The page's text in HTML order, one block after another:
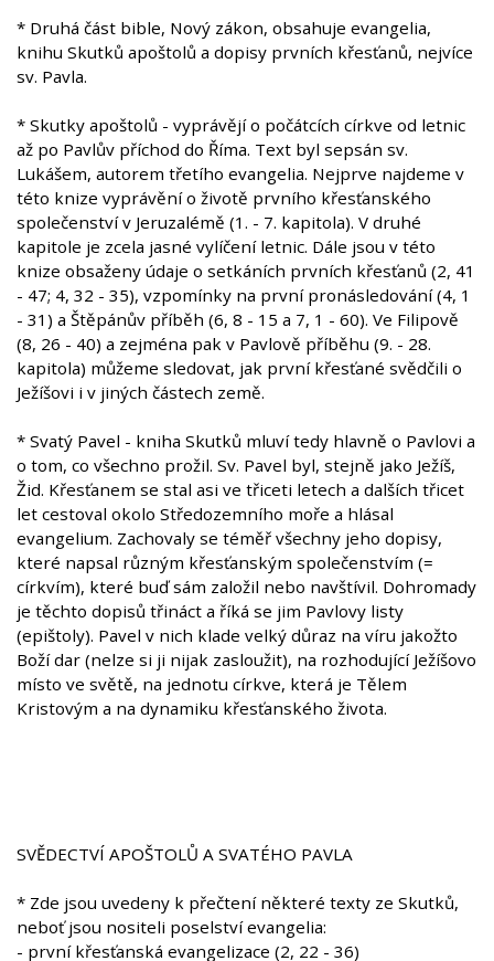
* Druhá část bible, Nový zákon, obsahuje evangelia,
knihu Skutků apoštolů a dopisy prvních křesťanů, nejvíce
sv. Pavla.
* Skutky apoštolů - vyprávějí o počátcích církve od letnic
až po Pavlův příchod do Říma. Text byl sepsán sv.
Lukášem, autorem třetího evangelia. Nejprve najdeme v
této knize vyprávění o životě prvního křesťanského
společenství v Jeruzalémě (1. - 7. kapitola). V druhé
kapitole je zcela jasné vylíčení letnic. Dále jsou v této
knize obsaženy údaje o setkáních prvních křesťanů (2, 41
- 47; 4, 32 - 35), vzpomínky na první pronásledování (4, 1
- 31) a Štěpánův příběh (6, 8 - 15 a 7, 1 - 60). Ve Filipově
(8, 26 - 40) a zejména pak v Pavlově příběhu (9. - 28.
kapitola) můžeme sledovat, jak první křesťané svědčili o
Ježíšovi i v jiných částech země.
* Svatý Pavel - kniha Skutků mluví tedy hlavně o Pavlovi a
o tom, co všechno prožil. Sv. Pavel byl, stejně jako Ježíš,
Žid. Křesťanem se stal asi ve třiceti letech a dalších třicet
let cestoval okolo Středozemního moře a hlásal
evangelium. Zachovaly se téměř všechny jeho dopisy,
které napsal různým křesťanským společenstvím (=
církvím), které buď sám založil nebo navštívil. Dohromady
je těchto dopisů třináct a říká se jim Pavlovy listy
(epištoly). Pavel v nich klade velký důraz na víru jakožto
Boží dar (nelze si ji nijak zasloužit), na rozhodující Ježíšovo
místo ve světě, na jednotu církve, která je Tělem
Kristovým a na dynamiku křesťanského života.
SVĚDECTVÍ APOŠTOLŮ A SVATÉHO PAVLA
* Zde jsou uvedeny k přečtení některé texty ze Skutků,
neboť jsou nositeli poselství evangelia:
- první křesťanská evangelizace (2, 22 - 36)